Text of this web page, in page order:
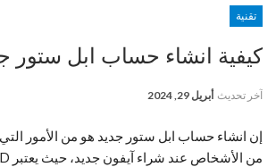
تقنية
كيفية انشاء حساب ابل ستور
آخر تحديث أبريل 29, 2024
إن انشاء حساب ابل ستور جديد هو من الأمور